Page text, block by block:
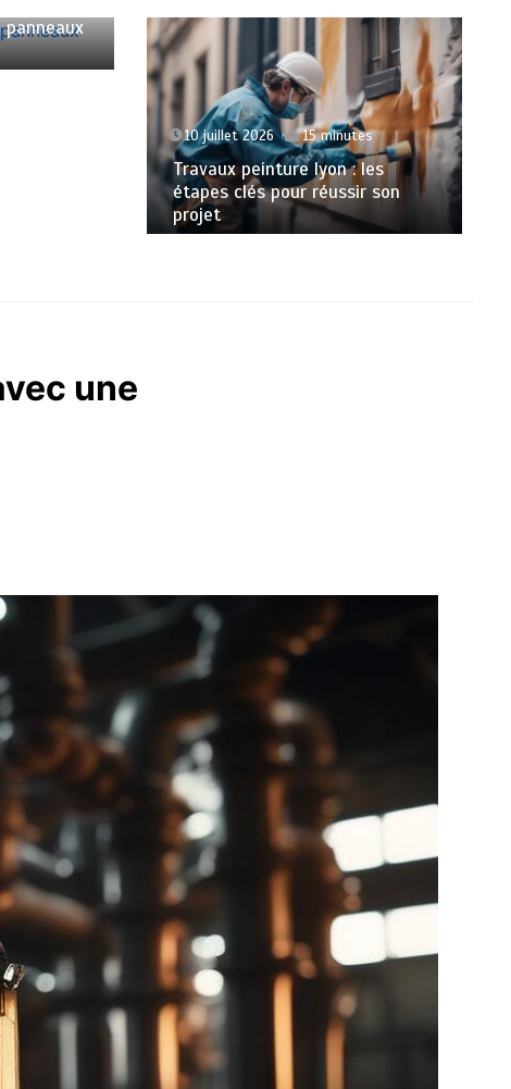
10 juillet 2026 15 minutes
Travaux peinture lyon : les
étapes clés pour réussir son
projet
une